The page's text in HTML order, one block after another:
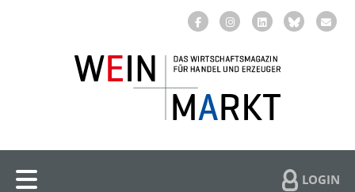
LOGIN